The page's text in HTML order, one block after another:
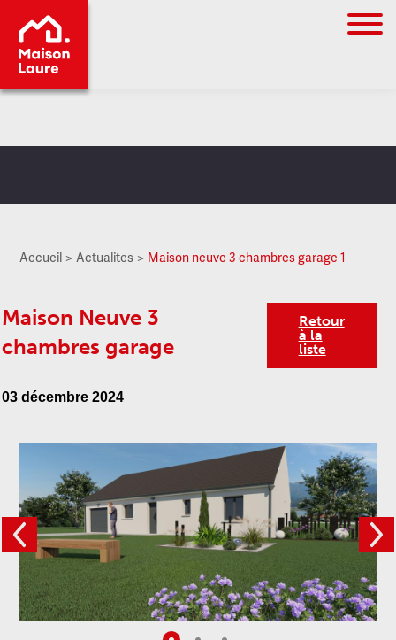
Accueil Actualites Maison neuve 3 chambres garage 1
Maison Neuve 3
chambres garage
03 décembre 2024
Retour
à la
liste